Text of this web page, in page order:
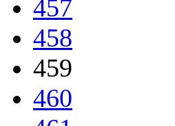
457
458
459
460